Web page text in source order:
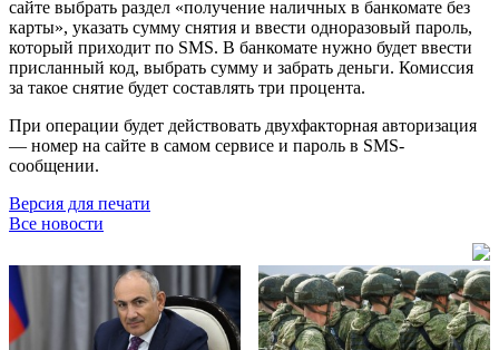
сайте выбрать раздел «получение наличных в банкомате без
карты», указать сумму снятия и ввести одноразовый пароль,
который приходит по SMS. В банкомате нужно будет ввести
присланный код, выбрать сумму и забрать деньги. Комиссия
за такое снятие будет составлять три процента.
При операции будет действовать двухфакторная авторизация
— номер на сайте в самом сервисе и пароль в SMS-
сообщении.
Версия для печати
Все новости